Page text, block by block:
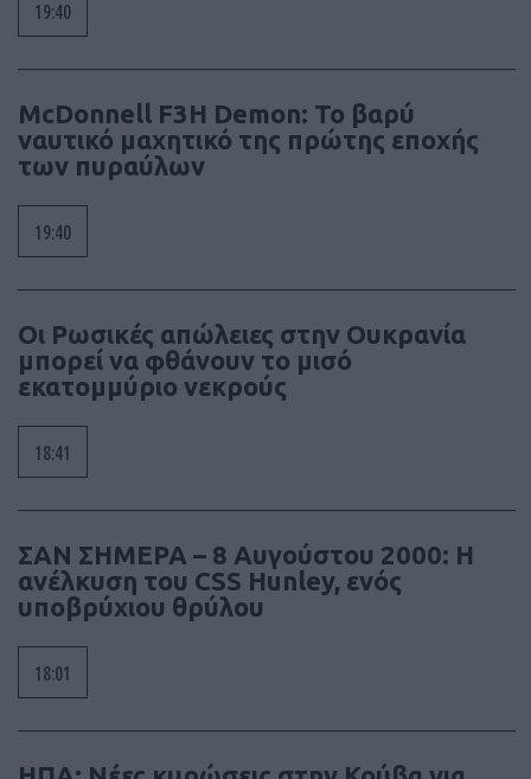
19:40
McDonnell F3H Demon: Το βαρύ
ναυτικό μαχητικό της πρώτης εποχής
των πυραύλων
19:40
Οι Ρωσικές απώλειες στην Ουκρανία
μπορεί να φθάνουν το μισό
εκατομμύριο νεκρούς
18:41
ΣΑΝ ΣΗΜΕΡΑ – 8 Αυγούστου 2000: Η
ανέλκυση του CSS Hunley, ενός
υποβρύχιου θρύλου
18:01